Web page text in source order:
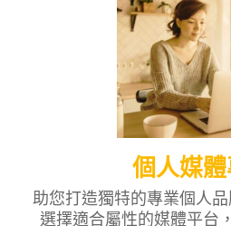
個人媒體
助您打造獨特的專業個人
選擇適合屬性的媒體平台